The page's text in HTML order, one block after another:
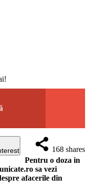
168 shares
Pentru o doza in
sa vezi
afacerile din